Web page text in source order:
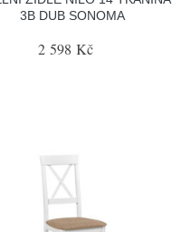
3B DUB SONOMA
2 598 Kč